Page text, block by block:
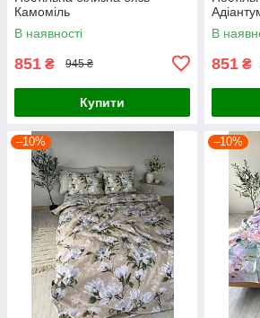
Камоміль
В наявності
851 ₴ 945 ₴
Купити
В
851 ₴
–10% –10%